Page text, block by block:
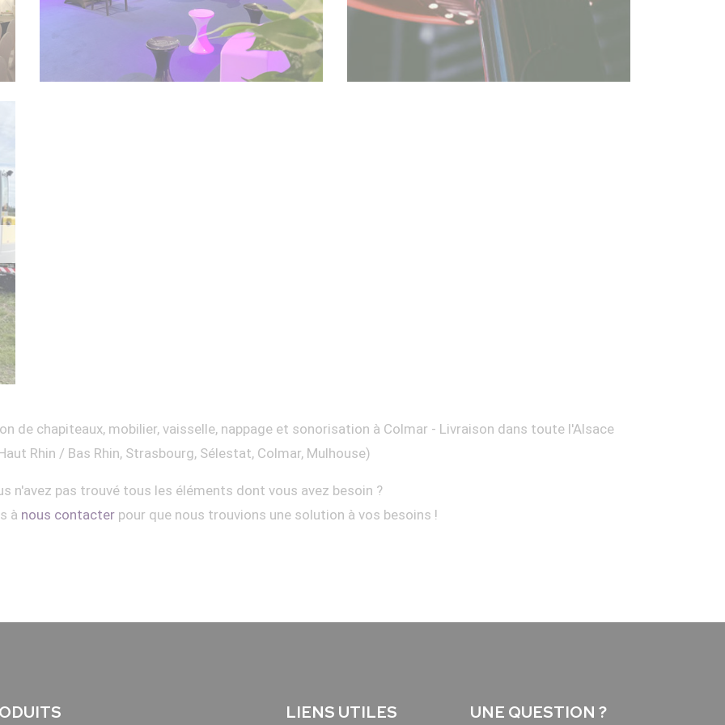
de chapiteaux, mobilier, vaisselle, nappage et sonorisation à Colmar - Livraison dans toute l'Alsace
Rhin / Bas Rhin, Strasbourg, Sélestat, Colmar, Mulhouse)
n'avez pas trouvé tous les éléments dont vous avez besoin ?
à nous contacterpour que nous trouvions une solution à vos besoins !
LIENS UTILES UNE QUESTION ?